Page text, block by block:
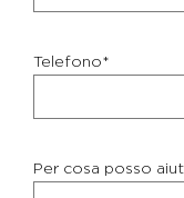
Telefono*
Per cosa posso